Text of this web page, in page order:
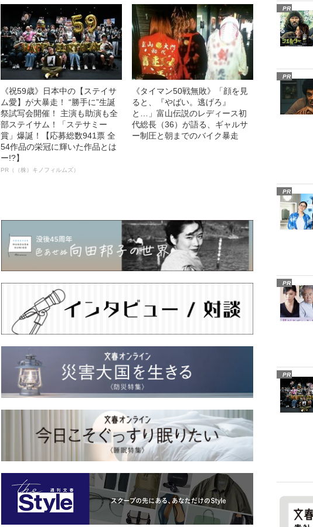
《祝59歳》日本中の【ステイサ
ム愛】が大暴走！ “勝手に”生誕
祭試写会開催！ 主演も助演も全
部ステイサム！「ステサミー
賞」爆誕！【応募総数941票 全
54作品の栄冠に輝いた作品とは
ー!?】
PR（（株）キノフィルムズ）
《タイマン50戦無敗》「顔を見
ると、『やばい。逃げろ』
と…」富山伝説のレディース初
代総長（36）が語る、ギャルサ
ー制圧と朝までのバイク暴走
PR
PR
PR
PR
PR